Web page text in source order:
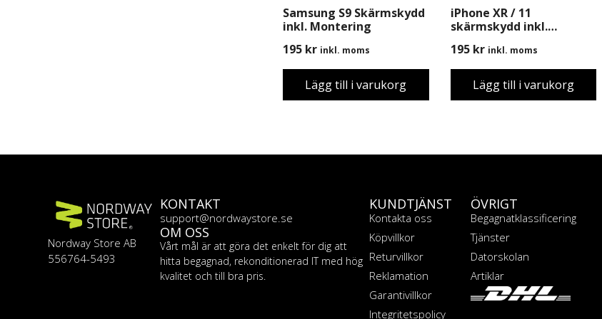
Samsung S9 Skärmskydd
inkl. Montering
195 kr inkl. moms
Lägg till i varukorg
iPhone XR / 11
skärmskydd inkl.
195 kr inkl. moms
Lägg till i varukorg
Nordway Store AB
556764-5493
KONTAKT
support@nordwaystore.se
OM OSS
Vårt mål är att göra det enkelt för dig att
hitta begagnad, rekonditionerad IT med hög
kvalitet och till bra pris.
KUNDTJÄNST
Kontakta oss
Köpvillkor
Returvillkor
Reklamation
Garantivillkor
Integritetspolicy
ÖVRIGT
Begagnatklassificering
Tjänster
Datorskolan
Artiklar